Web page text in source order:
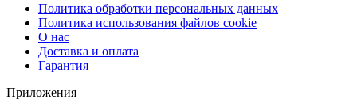
Политика обработки персональных данных
Политика использования файлов cookie
О нас
Доставка и оплата
Гарантия
Приложения